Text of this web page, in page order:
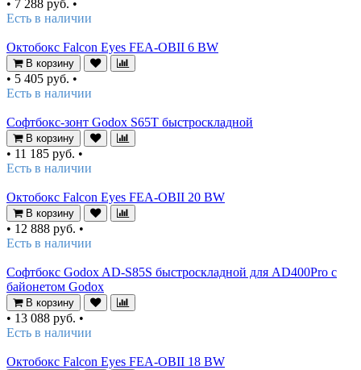
• 7 288 руб. •
Есть в наличии
Октобокс Falcon Eyes FEA-OBII 6 BW
В корзину
• 5 405 руб. •
Есть в наличии
Софтбокс-зонт Godox S65T быстроскладной
В корзину
• 11 185 руб. •
Есть в наличии
Октобокс Falcon Eyes FEA-OBII 20 BW
В корзину
• 12 888 руб. •
Есть в наличии
Софтбокс Godox AD-S85S быстроскладной для AD400Pro с
байонетом Godox
В корзину
• 13 088 руб. •
Есть в наличии
Октобокс Falcon Eyes FEA-OBII 18 BW